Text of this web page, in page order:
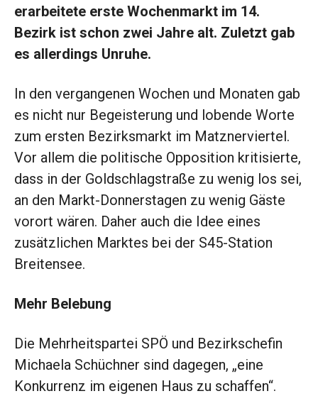
erarbeitete erste Wochenmarkt im 14.
Bezirk ist schon zwei Jahre alt. Zuletzt gab
es allerdings Unruhe.
In den vergangenen Wochen und Monaten gab
es nicht nur Begeisterung und lobende Worte
zum ersten Bezirksmarkt im Matznerviertel.
Vor allem die politische ­Opposition kritisierte,
dass in der Goldschlagstraße zu wenig los sei,
an den Markt-Donnerstagen zu wenig Gäste
vorort wären. Daher auch die Idee eines
zusätzlichen Marktes bei der S45-Station
Breitensee.
Mehr Belebung
Die Mehrheitspartei SPÖ und Bezirks­chefin
Michaela Schüchner sind dagegen, „eine
Konkurrenz im eigenen Haus zu schaffen“.